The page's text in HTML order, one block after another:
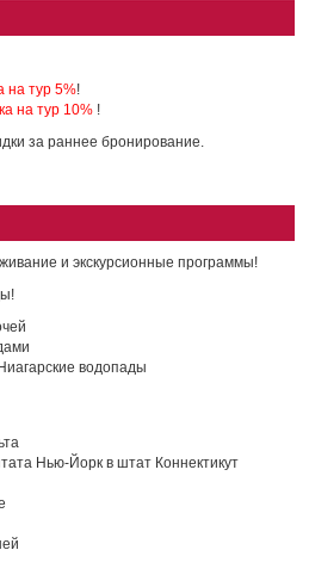
на тур 5%!
на тур 10% !
за раннее бронирование.
и экскурсионные программы!
водопады
Нью-Йорк в штат Коннектикут